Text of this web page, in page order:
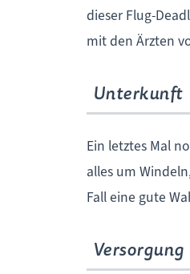
dieser Flug-
mit den Ärzten
Unterkunft
Ein letztes Mal
alles um
Fall eine gute
Versorgung